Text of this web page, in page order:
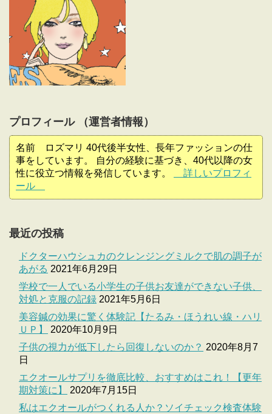
プロフィール （運営者情報）
名前 ロズマリ 40代後半女性、長年ファッションの仕
事をしています。 自分の経験に基づき、40代以降の女
性に役立つ情報を発信しています。
詳しいプロフィ
ール
最近の投稿
ドクターハウシュカのクレンジングミルクで肌の調子が
あがる 2021年6月29日
学校で一人でいる小学生の子供お友達ができない子供、
対処と克服の記録 2021年5月6日
美容鍼の効果に驚く体験記【たるみ・ほうれい線・ハリ
ＵＰ】
2020年10月9日
子供の視力が低下したら回復しないのか？ 2020年8月7
日
エクオールサプリを徹底比較、おすすめはこれ！【更年
期対策に】
2020年7月15日
私はエクオールがつくれる人か？ソイチェック検査体験